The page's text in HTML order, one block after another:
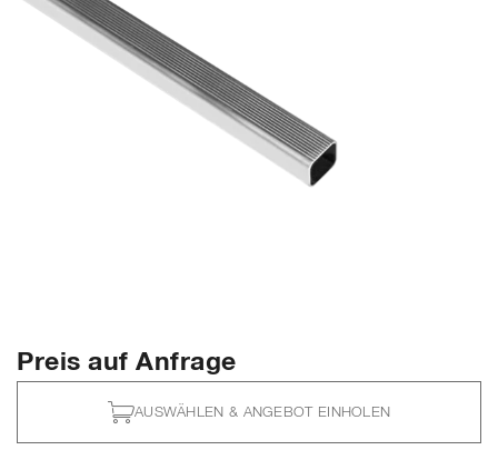
Preis auf Anfrage
AUSWÄHLEN & ANGEBOT EINHOLEN